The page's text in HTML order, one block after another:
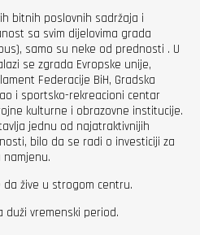
bitnih poslovnih sadržaja i
sa svim dijelovima grada
samo su neke od prednosti . U
se zgrada Evropske unije,
Federacije BiH, Gradska
i sportsko-rekreacioni centar
kulturne i obrazovne institucije.
jednu od najatraktivnijih
bilo da se radi o investiciji za
žive u strogom centru.
duži vremenski period.